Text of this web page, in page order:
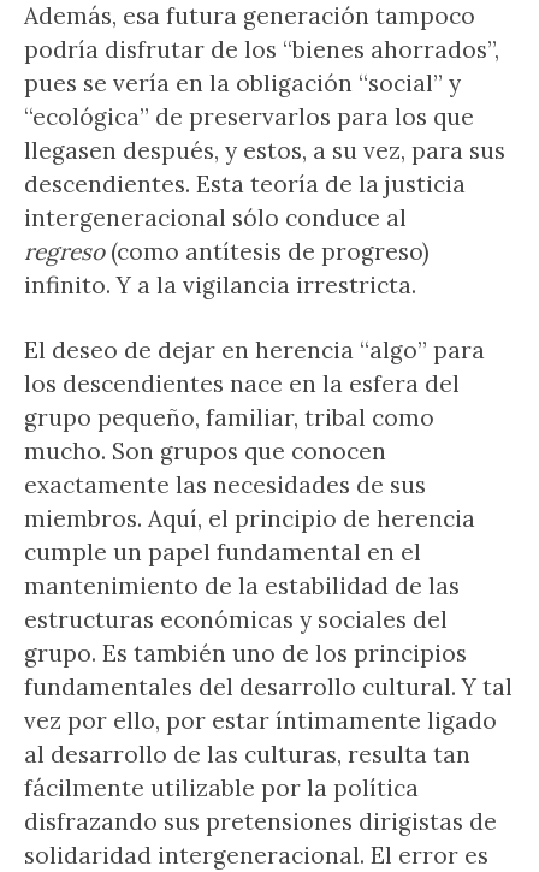
Además, esa futura generación tampoco
podría disfrutar de los “bienes ahorrados”,
pues se vería en la obligación “social” y
“ecológica” de preservarlos para los que
llegasen después, y estos, a su vez, para sus
descendientes. Esta teoría de la justicia
intergeneracional sólo conduce al
regreso(como antítesis de progreso)
infinito. Y a la vigilancia irrestricta.
El deseo de dejar en herencia “algo” para
los descendientes nace en la esfera del
grupo pequeño, familiar, tribal como
mucho. Son grupos que conocen
exactamente las necesidades de sus
miembros. Aquí, el principio de herencia
cumple un papel fundamental en el
mantenimiento de la estabilidad de las
estructuras económicas y sociales del
grupo. Es también uno de los principios
fundamentales del desarrollo cultural. Y tal
vez por ello, por estar íntimamente ligado
al desarrollo de las culturas, resulta tan
fácilmente utilizable por la política
disfrazando sus pretensiones dirigistas de
solidaridad intergeneracional. El error es